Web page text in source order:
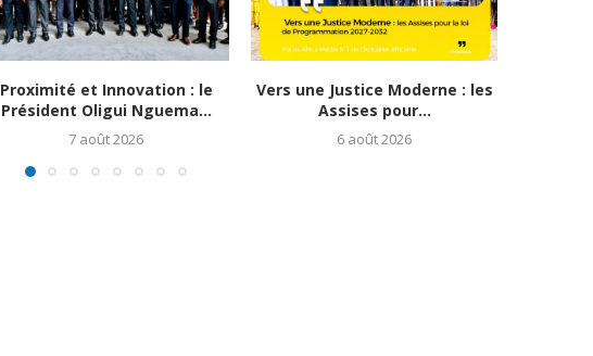
Proximité et Innovation : le
Président Oligui Nguema...
7 août 2026
Vers une Justice Moderne : les
Assises pour...
6 août 2026